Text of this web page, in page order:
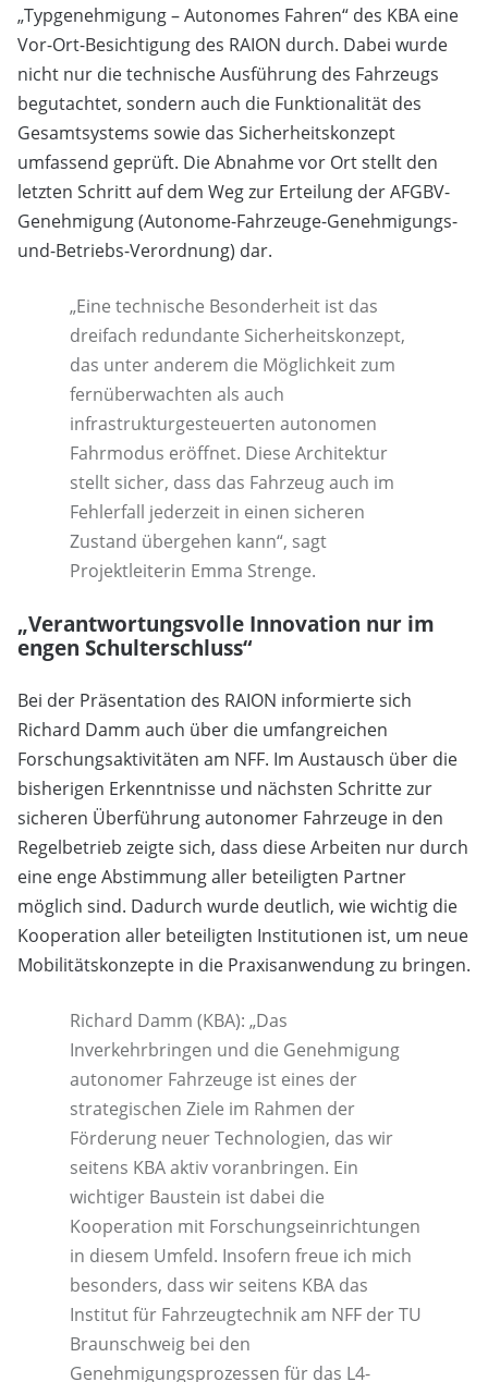
„Typgenehmigung – Autonomes Fahren“ des KBA eine
Vor-Ort-Besichtigung des RAION durch. Dabei wurde
nicht nur die technische Ausführung des Fahrzeugs
begutachtet, sondern auch die Funktionalität des
Gesamtsystems sowie das Sicherheitskonzept
umfassend geprüft. Die Abnahme vor Ort stellt den
letzten Schritt auf dem Weg zur Erteilung der AFGBV-
Genehmigung (Autonome-Fahrzeuge-Genehmigungs-
und-Betriebs-Verordnung) dar.
„Eine technische Besonderheit ist das
dreifach redundante Sicherheitskonzept,
das unter anderem die Möglichkeit zum
fernüberwachten als auch
infrastrukturgesteuerten autonomen
Fahrmodus eröffnet. Diese Architektur
stellt sicher, dass das Fahrzeug auch im
Fehlerfall jederzeit in einen sicheren
Zustand übergehen kann“, sagt
Projektleiterin Emma Strenge.
„Verantwortungsvolle Innovation nur im
engen Schulterschluss“
Bei der Präsentation des RAION informierte sich
Richard Damm auch über die umfangreichen
Forschungsaktivitäten am NFF. Im Austausch über die
bisherigen Erkenntnisse und nächsten Schritte zur
sicheren Überführung autonomer Fahrzeuge in den
Regelbetrieb zeigte sich, dass diese Arbeiten nur durch
eine enge Abstimmung aller beteiligten Partner
möglich sind. Dadurch wurde deutlich, wie wichtig die
Kooperation aller beteiligten Institutionen ist, um neue
Mobilitätskonzepte in die Praxisanwendung zu bringen.
Richard Damm (KBA): „Das
Inverkehrbringen und die Genehmigung
autonomer Fahrzeuge ist eines der
strategischen Ziele im Rahmen der
Förderung neuer Technologien, das wir
seitens KBA aktiv voranbringen. Ein
wichtiger Baustein ist dabei die
Kooperation mit Forschungseinrichtungen
in diesem Umfeld. Insofern freue ich mich
besonders, dass wir seitens KBA das
Institut für Fahrzeugtechnik am NFF der TU
Braunschweig bei den
Genehmigungsprozessen für das L4-